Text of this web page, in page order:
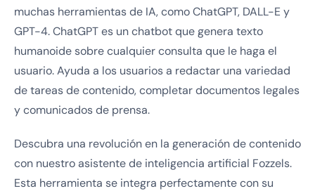
muchas herramientas de IA, como ChatGPT, DALL-E y
GPT-4. ChatGPT es un chatbot que genera texto
humanoide sobre cualquier consulta que le haga el
usuario. Ayuda a los usuarios a redactar una variedad
de tareas de contenido, completar documentos legales
y comunicados de prensa.
Descubra una revolución en la generación de contenido
con nuestro asistente de inteligencia artificial Fozzels.
Esta herramienta se integra perfectamente con su